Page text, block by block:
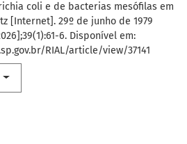
coli e de bacterias mesófilas em
[Internet]. 29º de junho de 1979
6. Disponível em:
RIAL/article/view/37141